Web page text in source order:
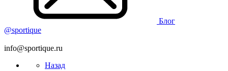
Блог
@sportique
info@sportique.ru
Назад